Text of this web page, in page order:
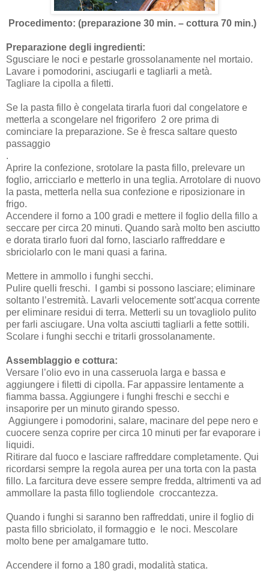
Procedimento: (preparazione 30 min. – cottura 70 min.)
Preparazione degli ingredienti:
Sgusciare le noci e pestarle grossolanamente nel mortaio.
Lavare i pomodorini, asciugarli e tagliarli a metà.
Tagliare la cipolla a filetti.
Se la pasta fillo è congelata tirarla fuori dal congelatore e
metterla a scongelare nel frigorifero 2 ore prima di
cominciare la preparazione. Se è fresca saltare questo
passaggio
.
Aprire la confezione, srotolare la pasta fillo, prelevare un
foglio, arricciarlo e metterlo in una teglia. Arrotolare di nuovo
la pasta, metterla nella sua confezione e riposizionare in
frigo.
Accendere il forno a 100 gradi e mettere il foglio della fillo a
seccare per circa 20 minuti. Quando sarà molto ben asciutto
e dorata tirarlo fuori dal forno, lasciarlo raffreddare e
sbriciolarlo con le mani quasi a farina.
Mettere in ammollo i funghi secchi.
Pulire quelli freschi.
I gambi si possono lasciare; eliminare
soltanto l’estremità. Lavarli velocemente sott’acqua corrente
per eliminare residui di terra. Metterli su un tovagliolo pulito
per farli asciugare. Una volta asciutti tagliarli a fette sottili.
Scolare i funghi secchi e tritarli grossolanamente.
Assemblaggio e cottura:
Versare l’olio evo in una casseruola larga e bassa e
aggiungere i filetti di cipolla. Far appassire lentamente a
fiamma bassa. Aggiungere i funghi freschi e secchi e
insaporire per un minuto girando spesso.
Aggiungere i pomodorini, salare, macinare del pepe nero e
cuocere senza coprire per circa 10 minuti per far evaporare i
liquidi.
Ritirare dal fuoco e lasciare raffreddare completamente. Qui
ricordarsi sempre la regola aurea per una torta con la pasta
fillo. La farcitura deve essere sempre fredda, altrimenti va ad
ammollare la pasta fillo togliendole croccantezza.
Quando i funghi si saranno ben raffreddati, unire il foglio di
pasta fillo sbriciolato, il formaggio e le noci. Mescolare
molto bene per amalgamare tutto.
Accendere il forno a 180 gradi, modalità statica.